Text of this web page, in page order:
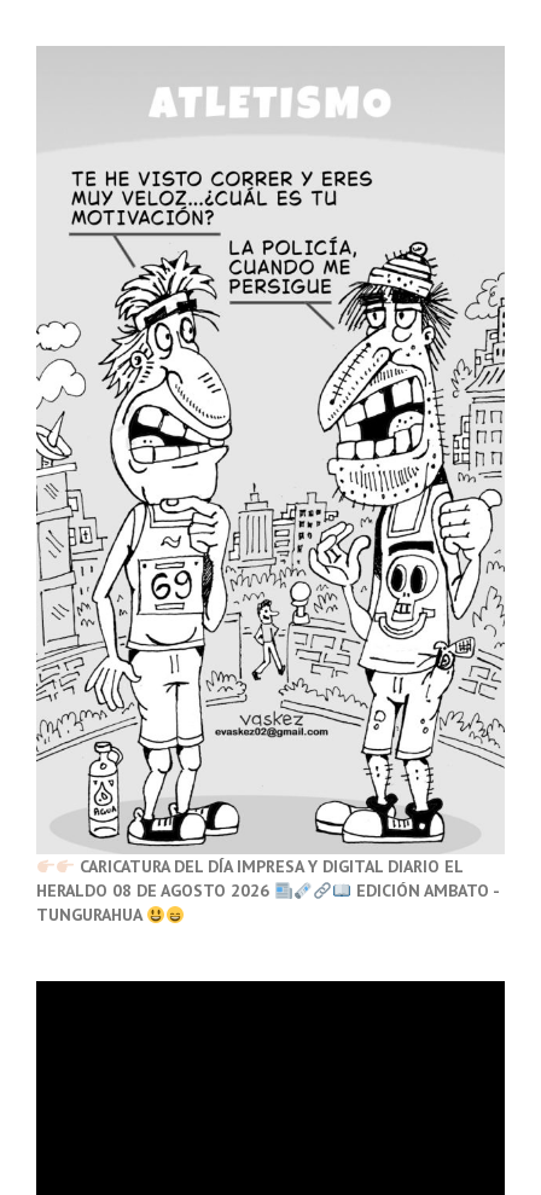
CARICATURA DEL DÍA IMPRESA Y DIGITAL DIARIO EL
HERALDO 08 DE AGOSTO 2026
EDICIÓN AMBATO -
TUNGURAHUA